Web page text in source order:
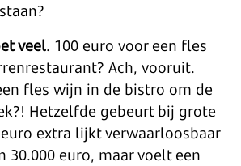
veel. 100 euro voor een fles
Ach, vooruit.
fles wijn in de bistro om de
Hetzelfde gebeurt bij grote
extra lijkt verwaarloosbaar
30.000 euro, maar voelt een